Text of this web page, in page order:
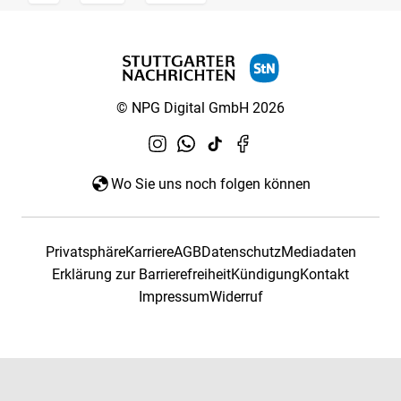
© NPG Digital GmbH 2026
Wo Sie uns noch folgen können
PrivatsphäreKarriereAGBDatenschutzMediadaten
Erklärung zur BarrierefreiheitKündigungKontakt
ImpressumWiderruf